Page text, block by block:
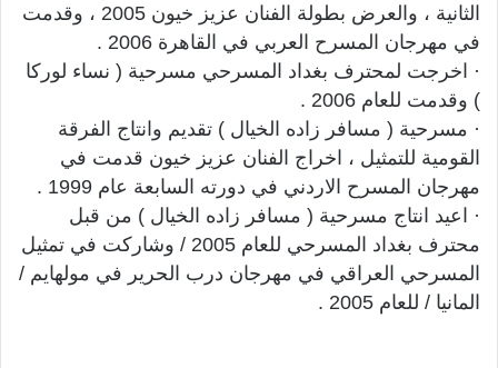
الثانية ، والعرض بطولة الفنان عزيز خيون 2005 ، وقدمت
في مهرجان المسرح العربي في القاهرة 2006 .
· اخرجت لمحترف بغداد المسرحي مسرحية ( نساء لوركا
) وقدمت للعام 2006 .
· مسرحية ( مسافر زاده الخيال ) تقديم وانتاج الفرقة
القومية للتمثيل ، اخراج الفنان عزيز خيون قدمت في
مهرجان المسرح الاردني في دورته السابعة عام 1999 .
· اعيد انتاج مسرحية ( مسافر زاده الخيال ) من قبل
محترف بغداد المسرحي للعام 2005 / وشاركت في تمثيل
المسرحي العراقي في مهرجان درب الحرير في مولهايم /
المانيا / للعام 2005 .